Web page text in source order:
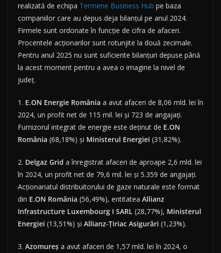
realizată de echipa Termene Business Hub pe baza
companiilor care au depus deja bilanțul pe anul 2024.
Firmele sunt ordonate în funcție de cifra de afaceri.
Procentele acționarilor sunt rotunjite la două zecimale.
Pentru anul 2025 nu sunt suficiente bilanțuri depuse până
la acest moment pentru a avea o imagine la nivel de
județ.
1. E.ON Energie România a avut afaceri de 8,06 mld. lei în
2024, un profit net de 115 mil. lei și 723 de angajați.
Furnizorul integrat de energie este deținut de E.ON
România (68,18%) și Ministerul Energiei (31,82%).
2. Delgaz Grid a înregistrat afaceri de aproape 2,6 mld. lei
în 2024, un profit net de 79,6 mil. lei și 5.359 de angajați.
Acționariatul distribuitorului de gaze naturale este format
din E.ON România (56,49%), entitatea Allianz
Infrastructure Luxembourg I SARL (28,77%), Ministerul
Energiei (13,51%) și Allianz-Țiriac Asigurări (1,23%).
3. Azomureș a avut afaceri de 1,57 mld. lei în 2024, o